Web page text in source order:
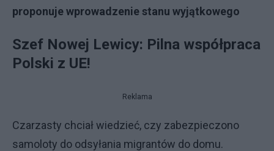
proponuje wprowadzenie stanu wyjątkowego
Szef Nowej Lewicy: Pilna współpraca
Polski z UE!
Reklama
Czarzasty chciał wiedzieć, czy zabezpieczono
samoloty do odsyłania migrantów do domu.